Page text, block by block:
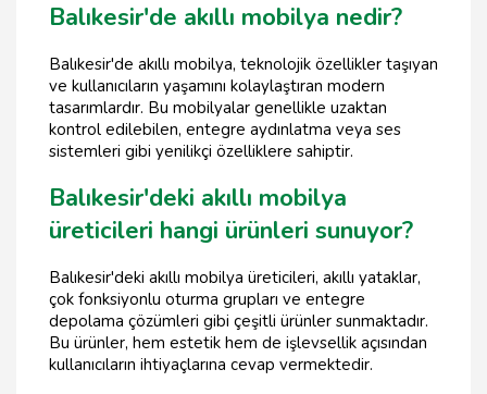
Balıkesir'de akıllı mobilya nedir?
Balıkesir'de akıllı mobilya, teknolojik özellikler taşıyan
ve kullanıcıların yaşamını kolaylaştıran modern
tasarımlardır. Bu mobilyalar genellikle uzaktan
kontrol edilebilen, entegre aydınlatma veya ses
sistemleri gibi yenilikçi özelliklere sahiptir.
Balıkesir'deki akıllı mobilya
üreticileri hangi ürünleri sunuyor?
Balıkesir'deki akıllı mobilya üreticileri, akıllı yataklar,
çok fonksiyonlu oturma grupları ve entegre
depolama çözümleri gibi çeşitli ürünler sunmaktadır.
Bu ürünler, hem estetik hem de işlevsellik açısından
kullanıcıların ihtiyaçlarına cevap vermektedir.